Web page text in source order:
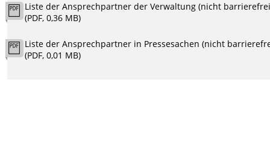
Liste der Ansprechpartner der Verwaltung (nicht
(PDF, 0,36 MB)
Liste der Ansprechpartner in Pressesachen (nicht
(PDF, 0,01 MB)